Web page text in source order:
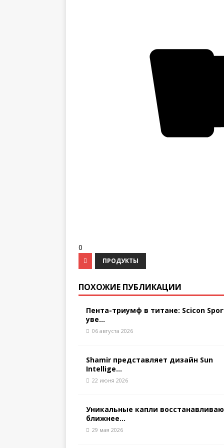
0
ПРОДУКТЫ
ПОХОЖИЕ ПУБЛИКАЦИИ
Пента-триумф в титане: Scicon
уве...
06 августа 2026
Shamir представляет дизайн Sun
Intellige...
22 июня 2026
Уникальные капли
ближнее...
29 мая 2026